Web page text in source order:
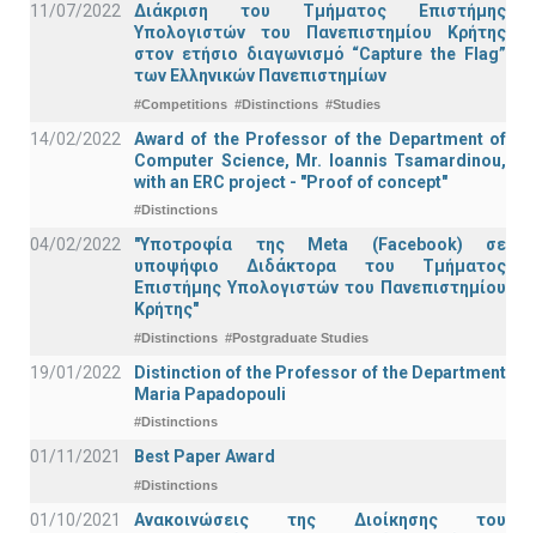
11/07/2022
Διάκριση του Τμήματος Επιστήμης
Υπολογιστών του Πανεπιστημίου Κρήτης
στον ετήσιο διαγωνισμό “Capture the Flag”
των Ελληνικών Πανεπιστημίων
#Competitions #Distinctions #Studies
14/02/2022
Award of the Professor of the Department of
Computer Science, Mr. Ioannis Tsamardinou,
with an ERC project - "Proof of concept"
#Distinctions
04/02/2022
"Υποτροφία της Meta (Facebook) σε
υποψήφιο Διδάκτορα του Τμήματος
Επιστήμης Υπολογιστών του Πανεπιστημίου
Κρήτης"
#Distinctions #Postgraduate Studies
19/01/2022
Distinction of the Professor of the Department
Maria Papadopouli
#Distinctions
01/11/2021 Best Paper Award
#Distinctions
01/10/2021
Ανακοινώσεις της Διοίκησης του